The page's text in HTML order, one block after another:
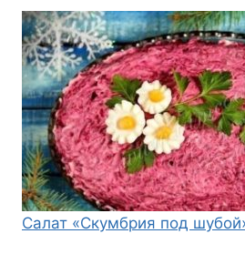
Салат «Скумбрия под